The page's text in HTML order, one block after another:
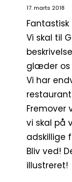
17. marts 2018
Vi skal til
glæder os
Vi har
Fremover
vi skal på
adskillige
Bliv ved!
illustreret!